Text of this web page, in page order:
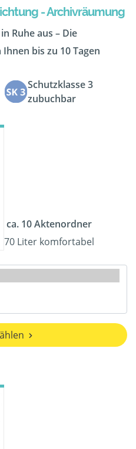
- Archivräumung
Ruhe aus – Die
bis zu 10 Tagen
Schutzklasse 3
zubuchbar
ca. 10 Aktenordner
70 Liter komfortabel